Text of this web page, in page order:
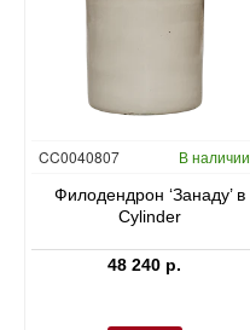
CC0040807 В наличии
Филодендрон ‘Занаду’ в
Cylinder
48 240 р.